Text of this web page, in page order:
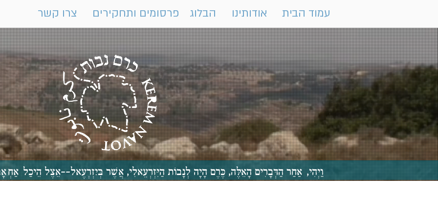
צרו קשר פרסומים ותחקירים הבלוג אודותינו עמוד הבית
וַיְהִי, אַחַר הַדְּבָרִים הָאֵלֶּה, כֶּרֶם הָיָה לְנָבוֹת הַיִּזְרְעֵאלִי, אֲשֶׁר בְּיִזְרְעֶאל--אֵצֶל